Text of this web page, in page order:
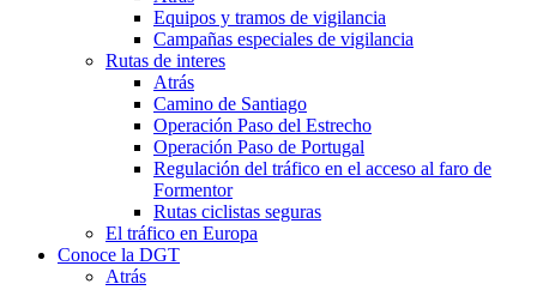
Equipos y tramos de vigilancia
Campañas especiales de vigilancia
Rutas de interes
Atrás
Camino de Santiago
Operación Paso del Estrecho
Operación Paso de Portugal
Regulación del tráfico en el acceso al faro de
Formentor
Rutas ciclistas seguras
El tráfico en Europa
Conoce la DGT
Atrás